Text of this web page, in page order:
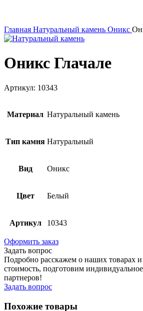
Главная Натуральный камень Оникс
Оникс Глачале
Артикул: 10343
Материал Натуральный камень
Тип камня Натуральный
Вид Оникс
Цвет Белый
Артикул 10343
Оформить заказ
Задать вопрос
Подробно расскажем о наших товарах и
стоимость, подготовим
партнеров!
Задать вопрос
Похожие товары